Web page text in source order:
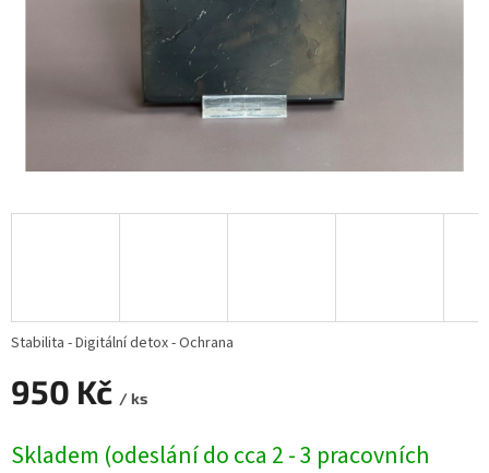
950 Kč / ks
cena:
Skladem (odeslání do cca 2 - 3 pracovních
Stabilita - Digitální detox - Ochrana